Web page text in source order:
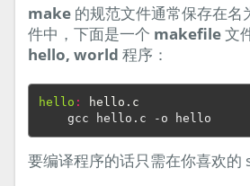
make 的规范文件通常保存在名
件中，下面是一个 makefile文
hello, world 程序：
hello : hello . c
要编译程序的话只需在你喜欢的